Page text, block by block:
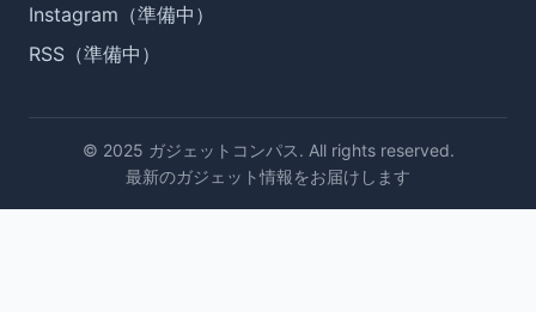
Instagram（準備中）
RSS（準備中）
© 2025 ガジェットコンパス. All rights reserved.
最新のガジェット情報をお届けします